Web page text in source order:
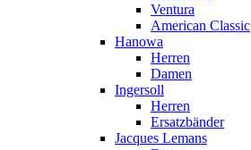
Ventura
American Classic
Hanowa
Herren
Damen
Ingersoll
Herren
Ersatzbänder
Jacques Lemans